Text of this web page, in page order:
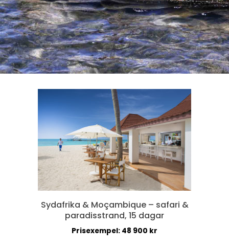
Sydafrika & Moçambique – safari &
paradisstrand, 15 dagar
Prisexempel: 48 900 kr